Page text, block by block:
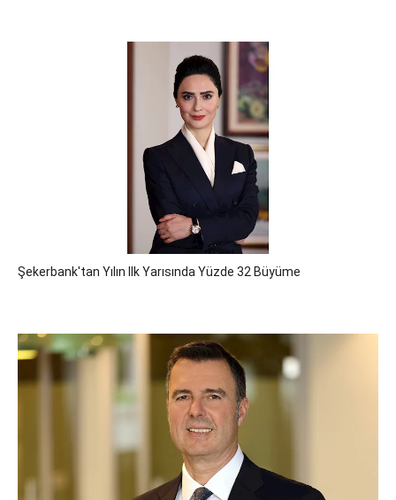
Şekerbank'tan Yılın Ilk Yarısında Yüzde 32 Büyüme